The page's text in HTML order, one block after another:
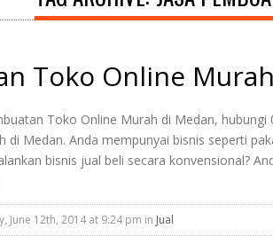
Toko Online
Toko Online Murah di Medan,
di Medan. Anda mempunyai bisnis seperti
bisnis jual beli secara konvensional?
June 12th, 2014 at 9:24 pm in Jual